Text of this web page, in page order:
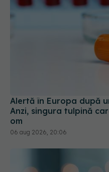
Alertă în Europa după
om
06 aug 2026, 20:06